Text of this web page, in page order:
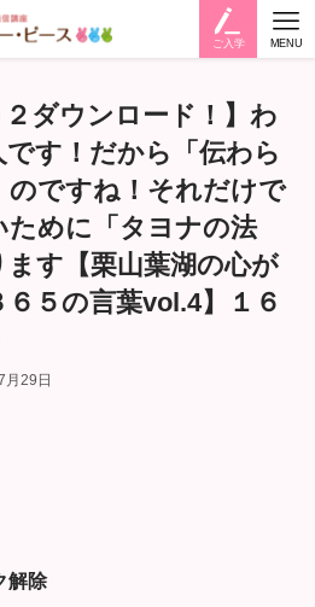
ご入学 MENU
２ダウンロード！】わ
す！だから「伝わら
のですね！それだけで
ために「タヨナの法
ます【栗山葉湖の心が
５の言葉vol.4】１６
月29日
解除